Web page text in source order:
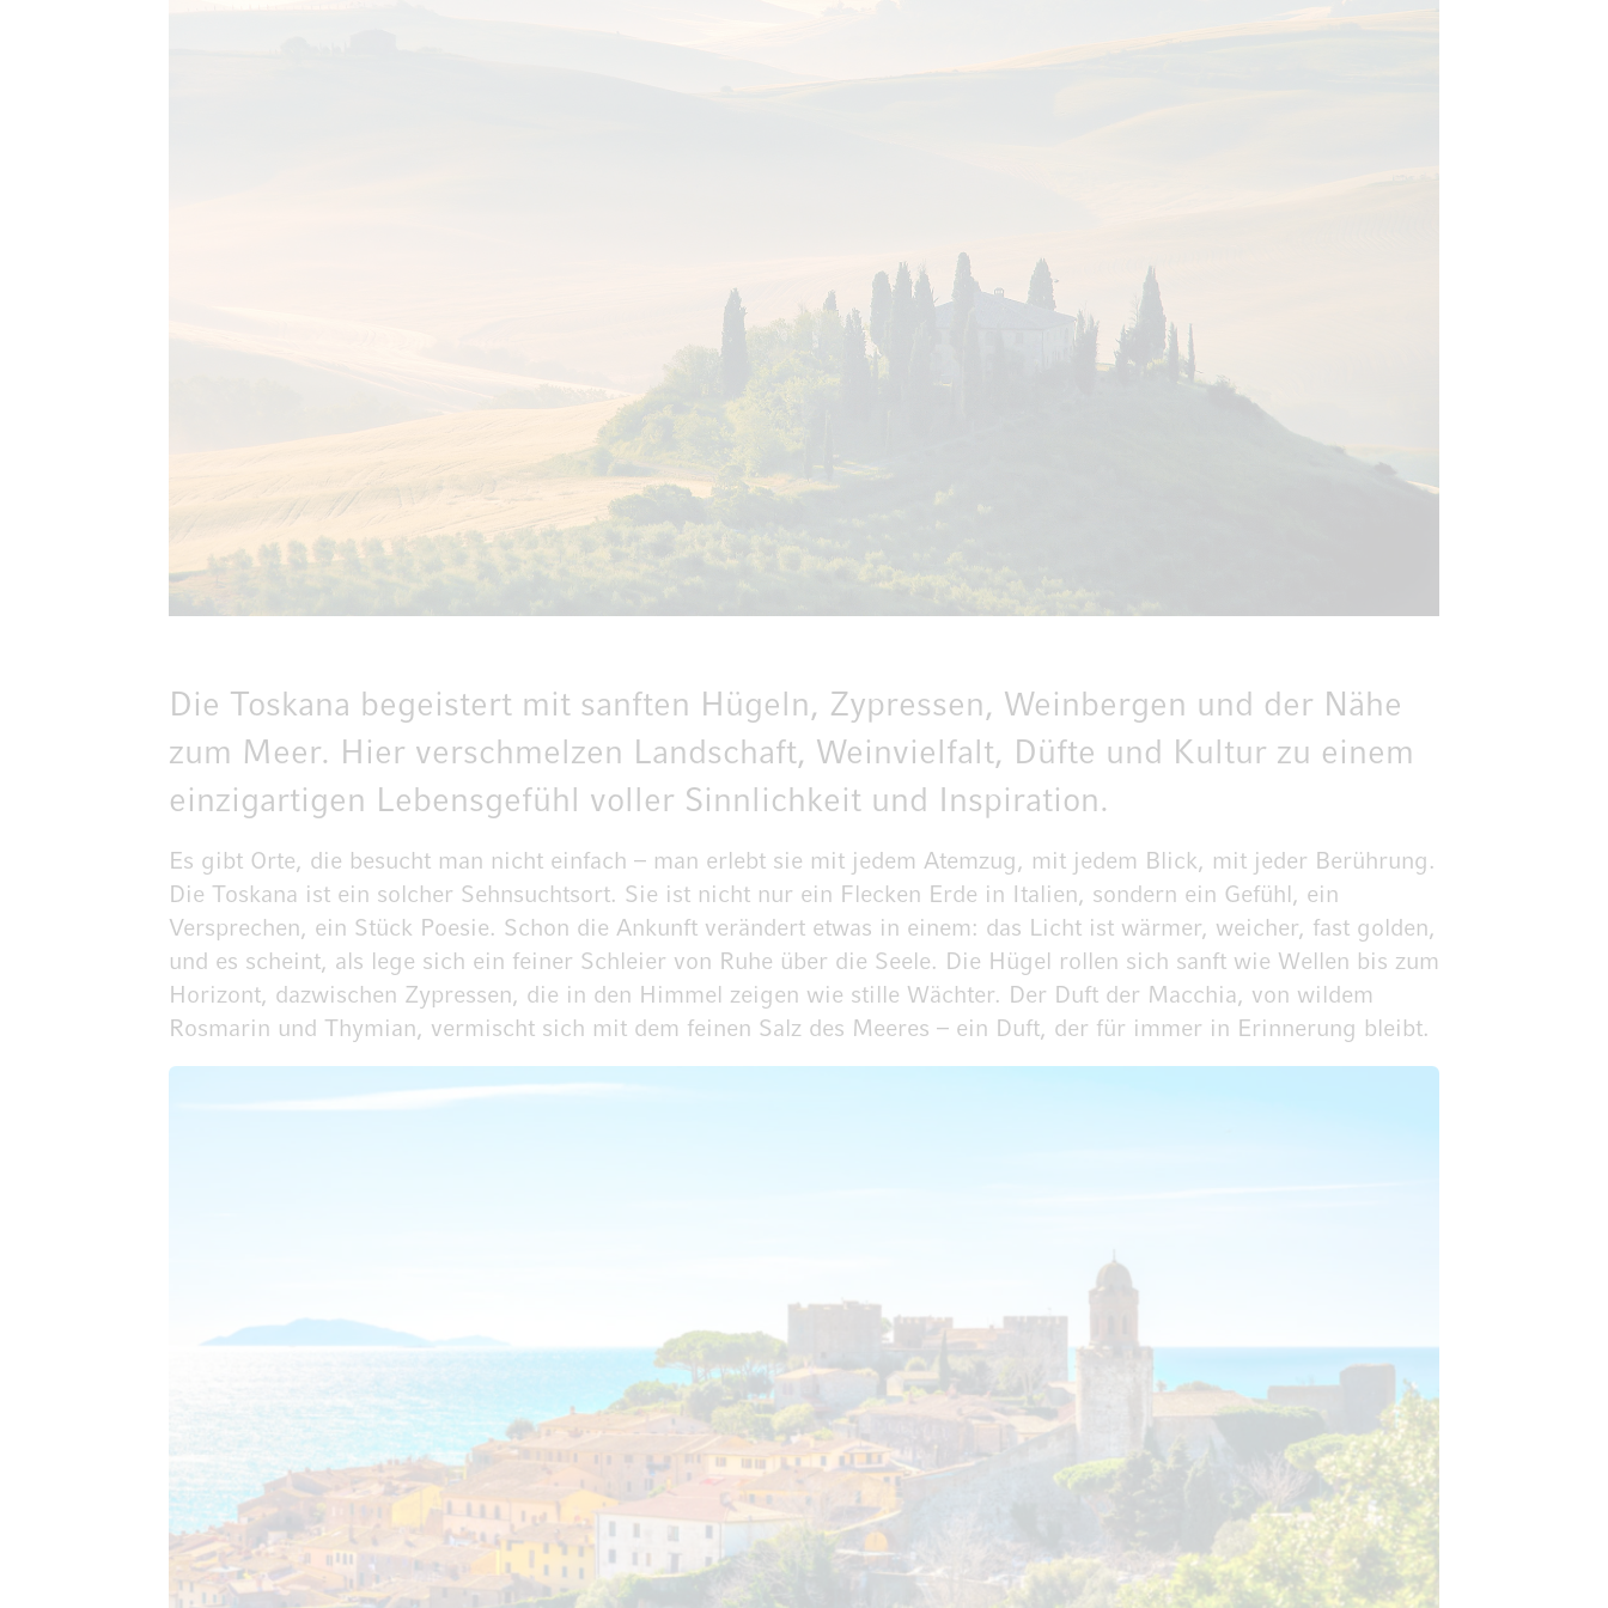
Die Toskana begeistert mit sanften Hügeln, Zypressen, Weinbergen und der Nähe
zum Meer. Hier verschmelzen Landschaft, Weinvielfalt, Düfte und Kultur zu einem
einzigartigen Lebensgefühl voller Sinnlichkeit und Inspiration.
Es gibt Orte, die besucht man nicht einfach – man erlebt sie mit jedem Atemzug, mit jedem Blick, mit jeder Berührung.
Die Toskana ist ein solcher Sehnsuchtsort. Sie ist nicht nur ein Flecken Erde in Italien, sondern ein Gefühl, ein
Versprechen, ein Stück Poesie. Schon die Ankunft verändert etwas in einem: das Licht ist wärmer, weicher, fast golden,
und es scheint, als lege sich ein feiner Schleier von Ruhe über die Seele. Die Hügel rollen sich sanft wie Wellen bis zum
Horizont, dazwischen Zypressen, die in den Himmel zeigen wie stille Wächter. Der Duft der Macchia, von wildem
Rosmarin und Thymian, vermischt sich mit dem feinen Salz des Meeres – ein Duft, der für immer in Erinnerung bleibt.